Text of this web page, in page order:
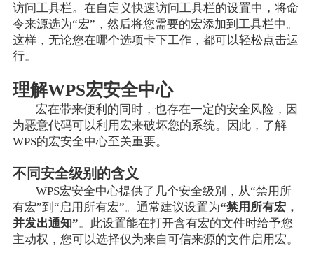
访问工具栏。在自定义快速访问工具栏的设置中，将命
令来源选为“宏”，然后将您需要的宏添加到工具栏中。
这样，无论您在哪个选项卡下工作，都可以轻松点击运
行。
理解WPS宏安全中心
宏在带来便利的同时，也存在一定的安全风险，因
为恶意代码可以利用宏来破坏您的系统。因此，了解
WPS的宏安全中心至关重要。
不同安全级别的含义
WPS宏安全中心提供了几个安全级别，从“禁用所
有宏”到“启用所有宏”。通常建议设置为“禁用所有宏，
并发出通知”。此设置能在打开含有宏的文件时给予您
主动权，您可以选择仅为来自可信来源的文件启用宏。